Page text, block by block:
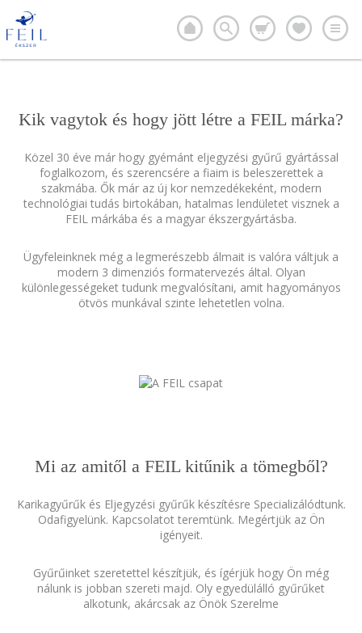
Kik vagytok és hogy jött létre a FEIL márka?
Közel 30 éve már hogy gyémánt eljegyzési gyűrű gyártással
foglalkozom, és szerencsére a fiaim is beleszerettek a
szakmába. Ők már az új kor nemzedékeként, modern
technológiai tudás birtokában, hatalmas lendületet visznek a
FEIL márkába és a magyar ékszergyártásba.
Ügyfeleinknek még a legmerészebb álmait is valóra váltjuk a
modern 3 dimenziós formatervezés által. Olyan
különlegességeket tudunk megvalósítani, amit hagyományos
ötvös munkával szinte lehetetlen volna.
Mi az amitől a FEIL kitűnik a tömegből?
Karikagyűrűk és Eljegyzési gyűrűk készítésre Specializálódtunk.
Odafigyelünk. Kapcsolatot teremtünk. Megértjük az Ön
igényeit.
Gyűrűinket szeretettel készítjük, és ígérjük hogy Ön még
nálunk is jobban szereti majd. Oly egyedülálló gyűrűket
alkotunk, akárcsak az Önök Szerelme